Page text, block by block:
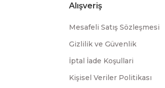
Alışveriş
Mesafeli Satış Sözleşmesi
Gizlilik ve Güvenlik
İptal İade Koşullari
Kişisel Veriler Politikası